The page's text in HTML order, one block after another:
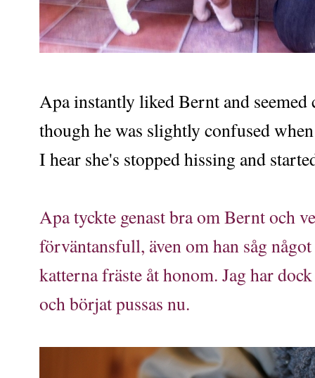
Apa instantly liked Bernt and seemed
though he was slightly confused
I hear she's stopped hissing and
Apa tyckte genast bra om Bernt och
förväntansfull, även om han såg
katterna fräste åt honom. Jag har
och börjat pussas nu.